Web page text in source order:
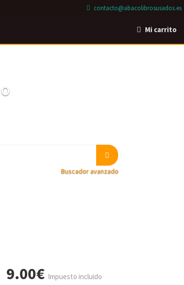
contacto@abacolibrosusados.es
Mi carrito
Buscador avanzado
9.00€ Impuesto incluido